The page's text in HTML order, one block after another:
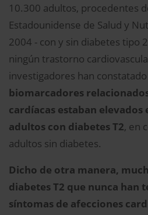
10.300 adultos, procedentes
Estadounidense de Salud y
2004 - con y sin diabetes tipo
ningún trastorno
investigadores han
biomarcadores
cardíacas estaban elevados
adultos con diabetes T2, en
adultos sin diabetes.
Dicho de otra manera,
diabetes T2 que nunca han
síntomas de afecciones